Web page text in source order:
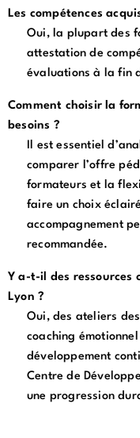
Les compétences
Oui, la plupart des
attestation de
évaluations à la fin
Comment choisir la
besoins ?
Il est essentiel
comparer l’offre
formateurs et la
faire un choix
accompagnement
recommandée.
Y a-t-il des ressources
Lyon ?
Oui, des ateliers
coaching
développement
Centre de
une progression